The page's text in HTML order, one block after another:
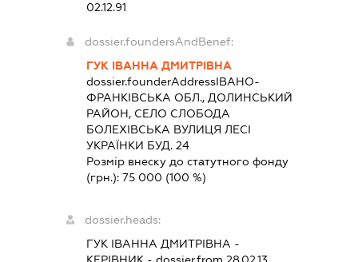
02.12.91
dossier.foundersAndBenef:
ГУК ІВАННА ДМИТРІВНА
dossier.founderAddressІВАНО-
ФРАНКІВСЬКА ОБЛ., ДОЛИНСЬКИЙ
РАЙОН, СЕЛО СЛОБОДА
БОЛЕХІВСЬКА ВУЛИЦЯ ЛЕСІ
УКРАЇНКИ БУД. 24
Розмір внеску до статутного фонду
(грн.):75 000 (100 %)
dossier.heads:
ГУК ІВАННА ДМИТРІВНА -